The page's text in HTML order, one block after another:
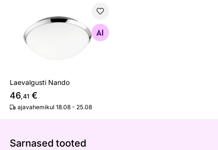
Laevalgusti Nando
Otsi sarnaseid
Laevalgusti Nando
46,41 €
ajavahemikul 18.08 - 25.08
Sarnased tooted